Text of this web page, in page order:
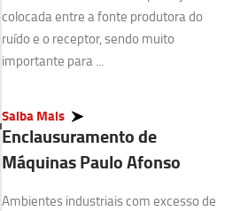
colocada entre a fonte produtora do
ruído e o receptor, sendo muito
importante para ...
Saiba Mais
Enclausuramento de
Máquinas Paulo Afonso
Ambientes industriais com excesso de